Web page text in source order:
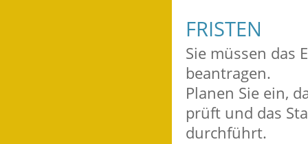
FRISTEN
Sie müssen das
beantragen.
Planen Sie ein,
prüft und das
durchführt.